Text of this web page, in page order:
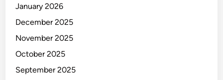
January 2026
December 2025
November 2025
October 2025
September 2025